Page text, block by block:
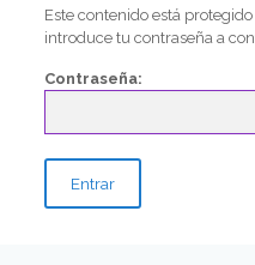
Este contenido está
introduce tu contraseña a
Contraseña: